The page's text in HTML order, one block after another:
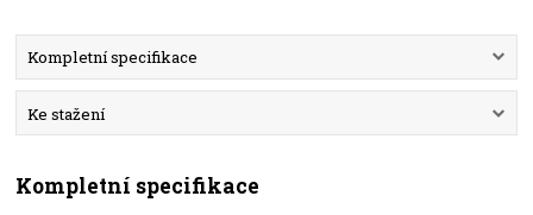
Kompletní specifikace
Ke stažení
Kompletní specifikace